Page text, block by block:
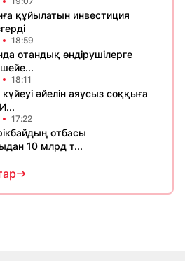
құйылатын инвестиция
18:59
отандық өндірушілерге
18:11
әйелін аяусыз соққыға
17:22
отбасы
10 млрд т...